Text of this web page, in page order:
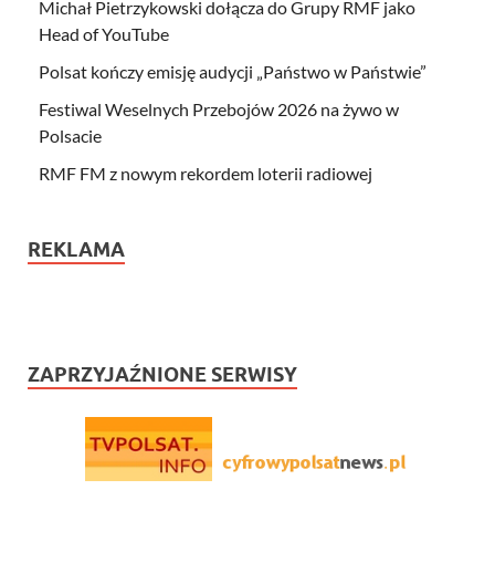
Michał Pietrzykowski dołącza do Grupy RMF jako
Head of YouTube
Polsat kończy emisję audycji „Państwo w Państwie”
Festiwal Weselnych Przebojów 2026 na żywo w
Polsacie
RMF FM z nowym rekordem loterii radiowej
REKLAMA
ZAPRZYJAŹNIONE SERWISY